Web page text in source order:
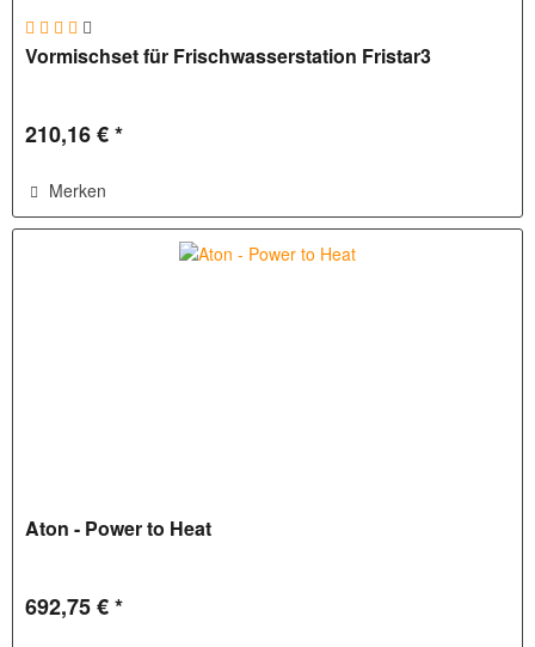
Vormischset für Frischwasserstation Fristar3
210,16 € *
Merken
Aton - Power to Heat
692,75 € *